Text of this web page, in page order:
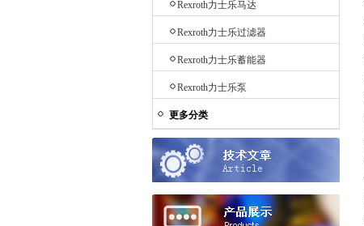
Rexroth力士乐马达
Rexroth力士乐过滤器
Rexroth力士乐蓄能器
Rexroth力士乐泵
更多分类